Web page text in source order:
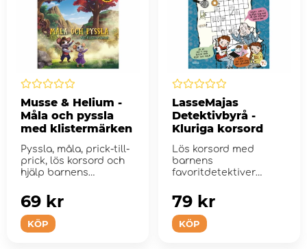
Musse & Helium -
Måla och pyssla
med klistermärken
Pyssla, måla, prick-till-
prick, lös korsord och
hjälp barnens
KÖP
69 kr
LasseMajas
Detektivbyrå -
Kluriga korsord
Lös korsord med
barnens
favoritdetektiver
denna kluriga
korsordsbo...
KÖP
79 kr